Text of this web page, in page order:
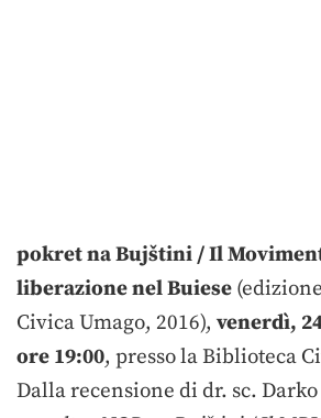
pokret na Bujštini / Il
liberazione nel Buiese
Civica Umago, 2016), venerdì,
ore 19:00, presso la Biblioteca
Dalla recensione di dr. sc.